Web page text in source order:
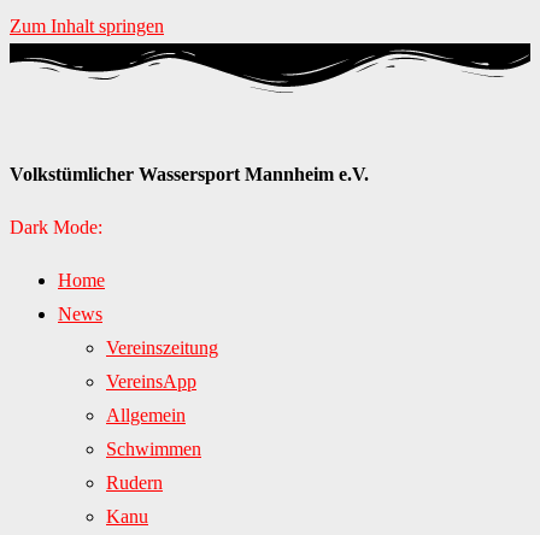
Zum Inhalt springen
Volkstümlicher Wassersport Mannheim e.V.
Dark Mode:
Home
News
Vereinszeitung
VereinsApp
Allgemein
Schwimmen
Rudern
Kanu